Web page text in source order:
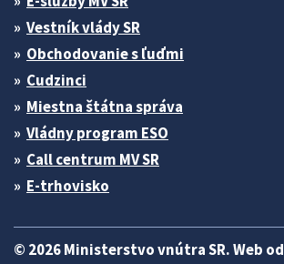
Vestník vlády SR
Obchodovanie s ľuďmi
Cudzinci
Miestna štátna správa
Vládny program ESO
Call centrum MV SR
E-trhovisko
© 2026 Ministerstvo vnútra SR. Web od